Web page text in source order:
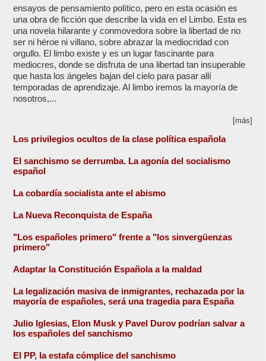
ensayos de pensamiento político, pero en esta ocasión es
una obra de ficción que describe la vida en el Limbo. Esta es
una novela hilarante y conmovedora sobre la libertad de no
ser ni héroe ni villano, sobre abrazar la mediocridad con
orgullo. El limbo existe y es un lugar fascinante para
mediocres, donde se disfruta de una libertad tan insuperable
que hasta los ángeles bajan del cielo para pasar allí
temporadas de aprendizaje. Al limbo iremos la mayoría de
nosotros,...
[más]
Los privilegios ocultos de la clase política española
El sanchismo se derrumba. La agonía del socialismo
español
La cobardía socialista ante el abismo
La Nueva Reconquista de España
"Los españoles primero" frente a "los sinvergüenzas
primero"
Adaptar la Constitución Española a la maldad
La legalización masiva de inmigrantes, rechazada por la
mayoría de españoles, será una tragedia para España
Julio Iglesias, Elon Musk y Pavel Durov podrían salvar a
los españoles del sanchismo
El PP, la estafa cómplice del sanchismo